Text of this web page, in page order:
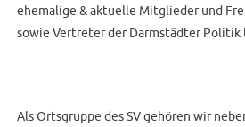
ehemalige & aktuelle Mitglieder und
sowie Vertreter der Darmstädter Politik
Als Ortsgruppe des SV gehören wir